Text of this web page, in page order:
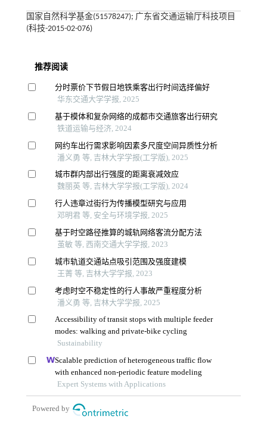
国家自然科学基金(51578247); 广东省交通运输厅科技项目
(科技-2015-02-076)